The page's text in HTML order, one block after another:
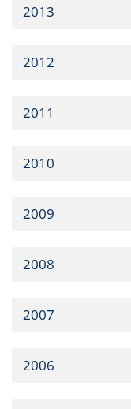
2013
2012
2011
2010
2009
2008
2007
2006